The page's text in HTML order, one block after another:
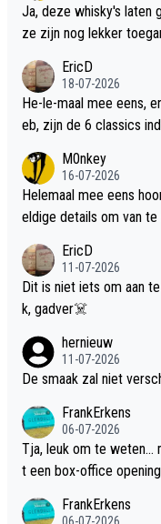
Ja, deze whisky's laten
ze zijn nog lekker
EricD
18-07-2026
He-le-maal mee eens,
eb, zijn de 6 classics
M0nkey
16-07-2026
Helemaal mee eens
eldige details om van te
EricD
11-07-2026
Dit is niet iets om aan
k, gadver☠️
hernieuw
11-07-2026
De smaak zal niet
FrankErkens
06-07-2026
Tja, leuk om te weten...
t een box-office
FrankErkens
06-07-2026